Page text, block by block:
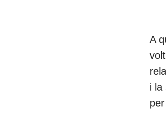
A
i la